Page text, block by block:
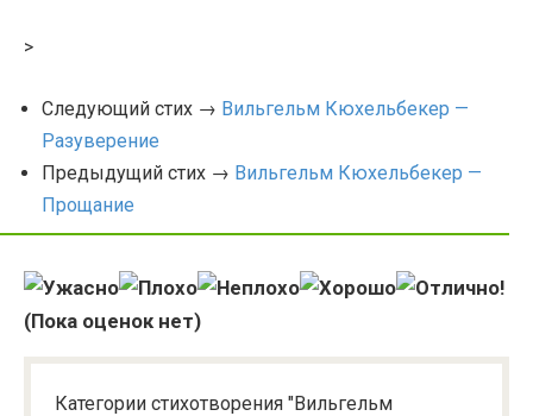
>
Следующий стих → Вильгельм Кюхельбекер —
Разуверение
Предыдущий стих → Вильгельм Кюхельбекер —
Прощание
(Пока оценок нет)
Категории стихотворения "Вильгельм